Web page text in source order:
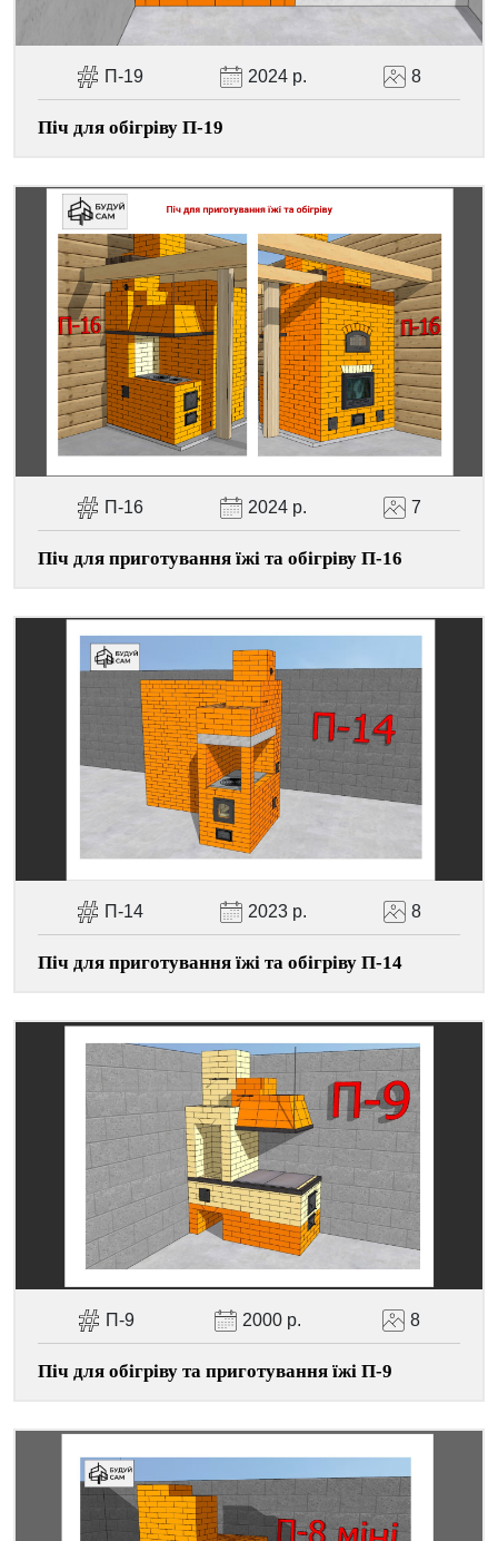
П-19 2024 р. 8
Піч для обігріву П-19
П-16 2024 р. 7
Піч для приготування їжі та обігріву П-16
П-14 2023 р. 8
Піч для приготування їжі та обігріву П-14
П-9 2000 р. 8
Піч для обігріву та приготування їжі П-9